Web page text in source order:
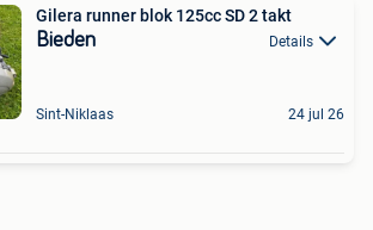
Gilera runner blok 125cc SD 2 takt
Bieden Details
Sint-Niklaas 24 jul 26